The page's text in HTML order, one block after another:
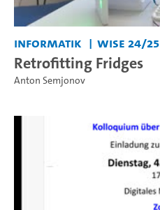
Informatik WiSe 24/25
Retrofitting Fridges
Anton Semjonov